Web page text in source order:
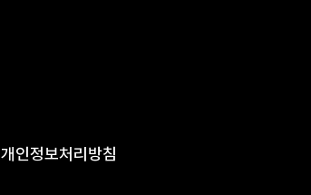
개인정보처리방침